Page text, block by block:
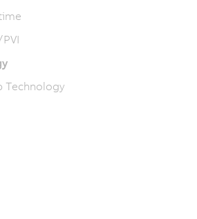
Technology